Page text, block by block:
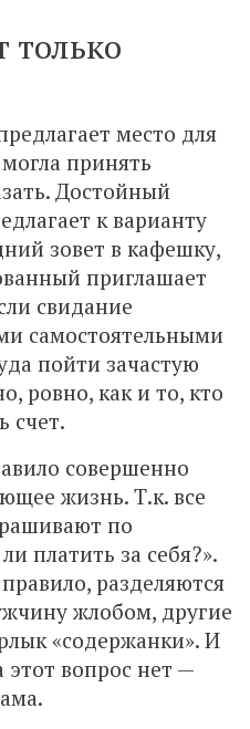
только
место для
принять
Достойный
к варианту
зовет в кафешку,
приглашает
свидание
самостоятельными
пойти зачастую
ровно, как и то, кто
счет.
совершенно
жизнь. Т.к. все
по
платить за себя?».
разделяются
жлобом, другие
«содержанки». И
этот вопрос нет —